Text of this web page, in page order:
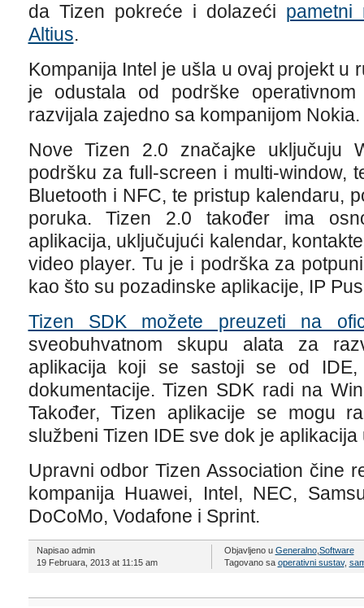
da Tizen pokreće i dolazeći pametni
Altius.
Kompanija Intel je ušla u ovaj projekt u
je odustala od podrške
razvijala zajedno sa kompanijom Nokia.
Nove Tizen 2.0 značajke uključuju
podršku za full-screen i multi-window,
Bluetooth i NFC, te pristup kalendaru,
poruka. Tizen 2.0 također ima
aplikacija, uključujući kalendar,
video player. Tu je i podrška za
kao što su pozadinske aplikacije, IP
Tizen SDK možete preuzeti na
sveobuhvatnom skupu alata za
aplikacija koji se sastoji se od
dokumentacije. Tizen SDK radi na
Također, Tizen aplikacije se mogu
službeni Tizen IDE sve dok je
Upravni odbor Tizen Association čine
kompanija Huawei, Intel, NEC,
DoCoMo, Vodafone i Sprint.
Napisao admin
19 Februara, 2013 at 11:15 am
Objavljeno u Generalno, Software
Tagovano sa operativni sustav,